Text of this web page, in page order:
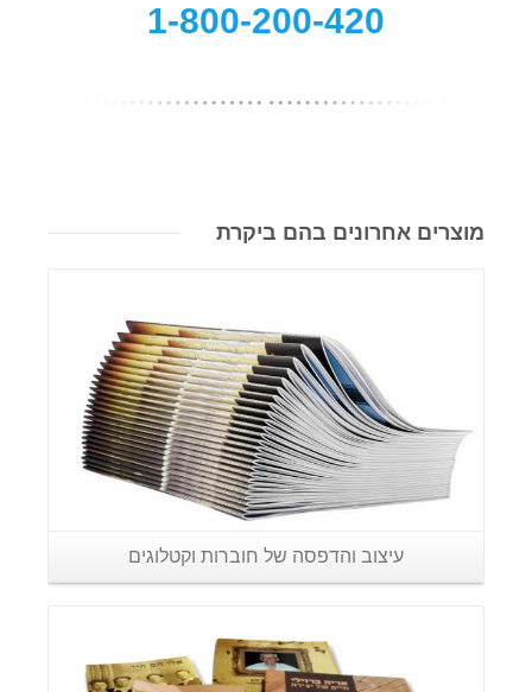
1-800-200-420
מוצרים אחרונים בהם ביקרת
עיצוב והדפסה של חוברות וקטלוגים